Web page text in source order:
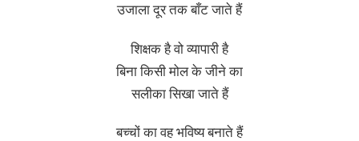
उजाला दूर तक बाँट जाते हैं
शिक्षक है वो व्यापारी है
बिना किसी मोल के जीने का
सलीका सिखा जाते हैं
बच्चों का वह भविष्य बनाते हैं